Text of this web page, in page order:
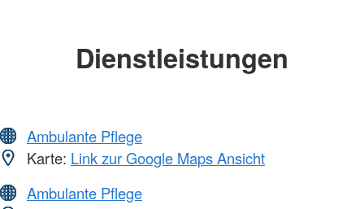
Dienstleistungen
Ambulante Pflege
Karte: Link zur Google Maps Ansicht
Ambulante Pflege